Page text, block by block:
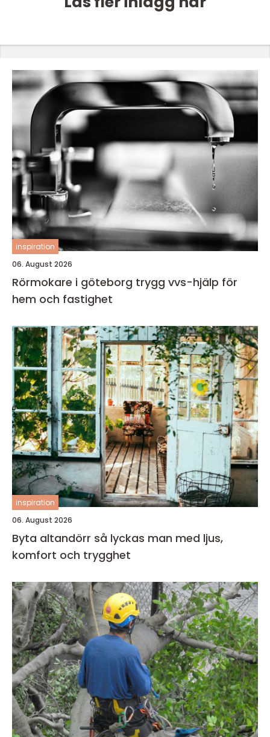
inspiration
06. August 2026
Rörmokare i göteborg trygg vvs-hjälp för
hem och fastighet
inspiration
06. August 2026
Byta altandörr så lyckas man med ljus,
komfort och trygghet